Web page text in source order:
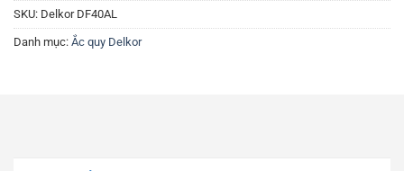
SKU: Delkor DF40AL
Danh mục: Ắc quy Delkor